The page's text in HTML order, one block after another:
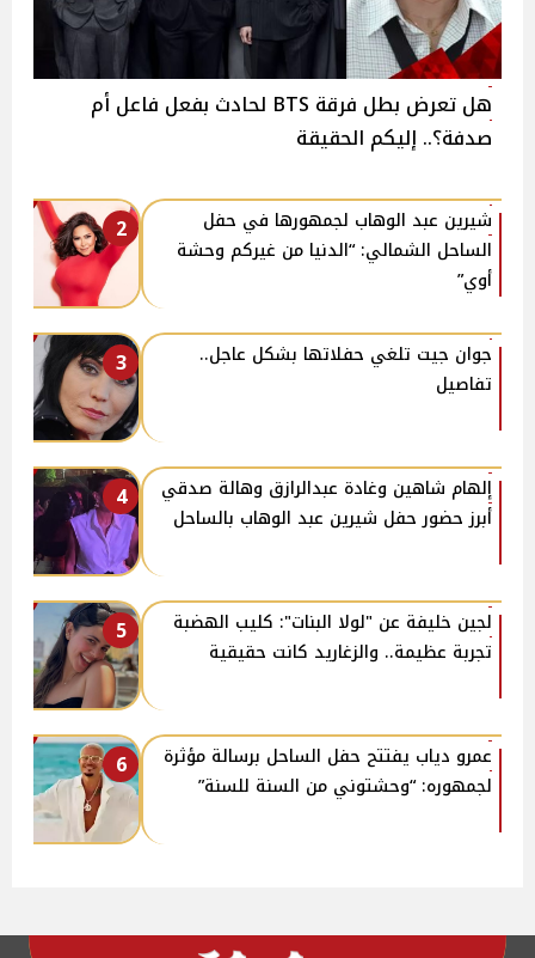
هل تعرض بطل فرقة BTS لحادث بفعل فاعل أم
صدفة؟.. إليكم الحقيقة
2
شيرين عبد الوهاب لجمهورها في حفل
الساحل الشمالي: “الدنيا من غيركم وحشة
أوي”
3
جوان جيت تلغي حفلاتها بشكل عاجل..
تفاصيل
4
إلهام شاهين وغادة عبدالرازق وهالة صدقي
أبرز حضور حفل شيرين عبد الوهاب بالساحل
5
لجين خليفة عن "لولا البنات": كليب الهضبة
تجربة عظيمة.. والزغاريد كانت حقيقية
6
عمرو دياب يفتتح حفل الساحل برسالة مؤثرة
لجمهوره: “وحشتوني من السنة للسنة”